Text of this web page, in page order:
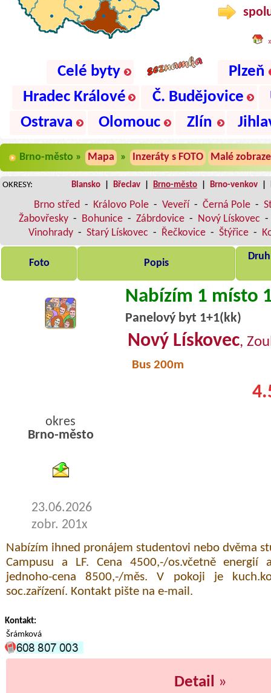
Celé byty
Plzeň
Hradec Králové
Č. Budějovice
Ostrava
Olomouc Zlín
Brno-město » Mapa » Inzeráty s FOTO Malé
OKRESY: Blansko Břeclav Brno-město Brno-venkov
Brno střed - Královo Pole - Veveří - Černá Pole -
Žabovřesky - Bohunice - Zábrdovice - Nový Lískovec -
Vinohrady - Starý Lískovec - Řečkovice - Štýřice -
Foto Popis
Nabízím 1 místo
Panelový byt 1+1(kk)
Nový Lískovec,
Bus 200m
okres
Brno-město
23.06.2026
zobr. 201x
Nabízím ihned pronájem studentovi nebo dvěma
Campusu a LF. Cena 4500,-/os.včetně
jednoho-cena 8500,-/měs. V pokoji je
soc.zařízení. Kontakt pište na e-mail.
Kontakt:
Šrámková
Detail »